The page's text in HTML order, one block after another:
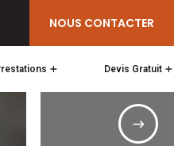
NOUS CONTACTER
Devis Gratuit